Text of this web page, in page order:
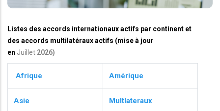
Listes des accords internationaux actifs par continent et
des accords multilatéraux actifs (mise à jour
en Juillet 2026)
Afrique Amérique
Asie Multlateraux